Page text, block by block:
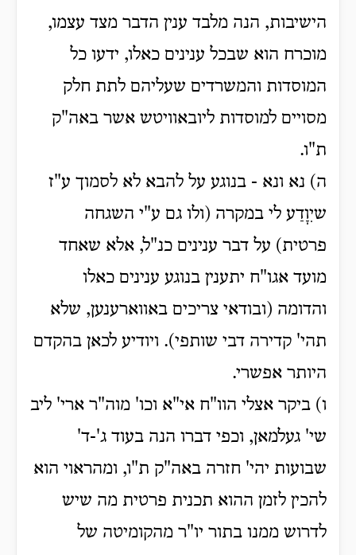
הישיבות, הנה מלבד ענין הדבר מצד עצמו,
מוכרח הוא שבכל ענינים כאלו, ידעו כל
המוסדות והמשרדים שעליהם לתת חלק
מסויים למוסדות ליובאוויטש אשר באה"ק
ת"ו.
ה) נא ונא - בנוגע על להבא לא לסמוך ע"ז
שיִוָדַע לי במקרה (ולו גם ע"י השגחה
פרטית) על דבר ענינים כנ"ל, אלא שאחד
מועד אגו"ח יתענין בנוגע ענינים כאלו
והדומה (ובודאי צריכים באווארענען, שלא
תהי' קדירה דבי שותפי). ויודיע לכאן בהקדם
היותר אפשרי.
ו) ביקר אצלי הוו"ח אי"א וכו' מוה"ר ארי' ליב
שי' געלמאן, וכפי דברו הנה בעוד ג'-ד'
שבועות יהי' חזרה באה"ק ת"ו, ומהראוי הוא
להכין לזמן ההוא תכנית פרטית מה שיש
לדרוש ממנו בתור יו"ר מהקומיטה של